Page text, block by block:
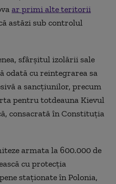
ar primi alte teritorii
astăzi sub controlul
sfârşitul izolării sale
odată cu reintegrarea sa
a sancţiunilor, precum
pentru totdeauna Kievul
consacrată în Constituţia
armata la 600.000 de
cu protecţia
staţionate în Polonia,